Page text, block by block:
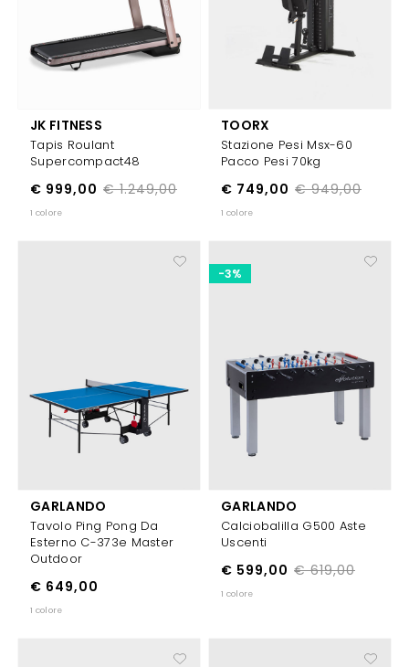
JK FITNESS
Tapis Roulant
Supercompact48
€ 1.249,00
€ 999,00
1 colore
TOORX
Stazione Pesi Msx-60
Pacco Pesi 70kg
€ 949,00
€ 749,00
1 colore
GARLANDO
Tavolo Ping Pong Da
Esterno C-373e Master
Outdoor
€ 649,00
1 colore
GARLANDO
Calciobalilla G500 Aste
Uscenti
€ 619,00
€ 599,00
-3%
1 colore